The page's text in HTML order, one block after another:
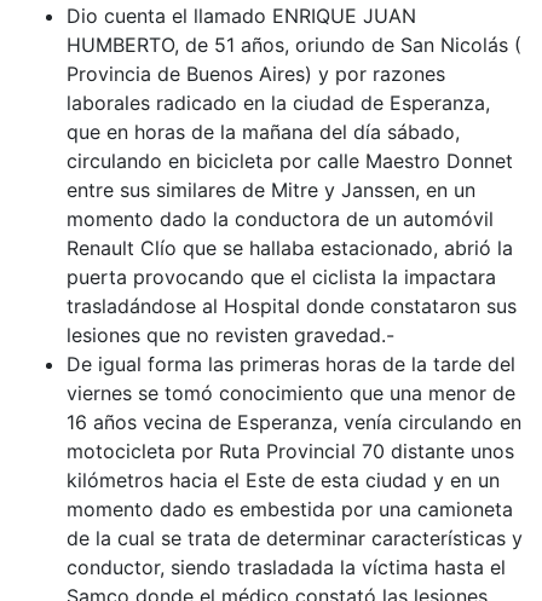
Dio cuenta el llamado ENRIQUE JUAN
HUMBERTO, de 51 años, oriundo de San Nicolás (
Provincia de Buenos Aires) y por razones
laborales radicado en la ciudad de Esperanza,
que en horas de la mañana del día sábado,
circulando en bicicleta por calle Maestro Donnet
entre sus similares de Mitre y Janssen, en un
momento dado la conductora de un automóvil
Renault Clío que se hallaba estacionado, abrió la
puerta provocando que el ciclista la impactara
trasladándose al Hospital donde constataron sus
lesiones que no revisten gravedad.-
De igual forma las primeras horas de la tarde del
viernes se tomó conocimiento que una menor de
16 años vecina de Esperanza, venía circulando en
motocicleta por Ruta Provincial 70 distante unos
kilómetros hacia el Este de esta ciudad y en un
momento dado es embestida por una camioneta
de la cual se trata de determinar características y
conductor, siendo trasladada la víctima hasta el
Samco donde el médico constató las lesiones